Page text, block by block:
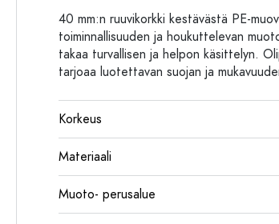
40 mm:n ruuvikorkki kestävästä PE-
toiminnallisuuden ja houkuttelevan
takaa turvallisen ja helpon käsittelyn.
tarjoaa luotettavan suojan ja
Korkeus
Materiaali
Muoto- perusalue